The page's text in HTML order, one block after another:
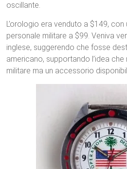
oscillante.
L’orologio era venduto a $149,
personale militare a $99. Veniva
inglese, suggerendo che fosse
americano, supportando l’idea
militare ma un accessorio